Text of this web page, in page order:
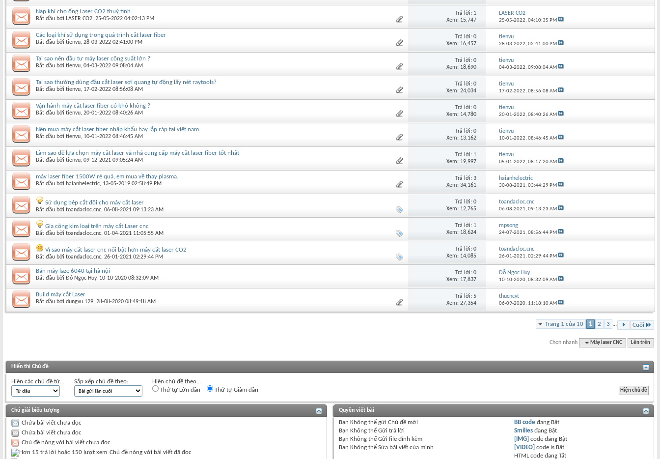
Nạp khí cho ống Laser CO2 thuỷ tinh
Bắt đầu bởi LASER CO2‎, 25-05-2022 04:02:13 PM
Trả lời: 1
Xem: 15,747
LASER CO2
25-05-2022,04:10:35 PM
Các loại khí sử dụng trong quá trình cắt laser fiber
Bắt đầu bởi tienvu‎, 28-03-2022 02:41:00 PM
Trả lời: 0
Xem: 16,457
tienvu
28-03-2022,02:41:00 PM
Tại sao nên đầu tư máy laser công suất lớn ?
Bắt đầu bởi tienvu‎, 04-03-2022 09:08:04 AM
Trả lời: 0
Xem: 18,690
tienvu
04-03-2022,09:08:04 AM
Tại sao thường dùng đầu cắt laser sợi quang tự động lấy nét raytools?
Bắt đầu bởi tienvu‎, 17-02-2022 08:56:08 AM
Trả lời: 0
Xem: 24,034
tienvu
17-02-2022,08:56:08 AM
Vận hành máy cắt laser fiber có khó không ?
Bắt đầu bởi tienvu‎, 20-01-2022 08:40:26 AM
Trả lời: 0
Xem: 14,780
tienvu
20-01-2022,08:40:26 AM
Nên mua máy cắt laser fiber nhập khẩu hay lắp ráp tại việt nam
Bắt đầu bởi tienvu‎, 10-01-2022 08:46:45 AM
Trả lời: 0
Xem: 13,162
tienvu
10-01-2022,08:46:45 AM
Làm sao để lựa chọn máy cắt laser và nhà cung cấp máy cắt laser fiber tốt nhất
Bắt đầu bởi tienvu‎, 09-12-2021 09:05:24 AM
Trả lời: 1
Xem: 19,997
tienvu
05-01-2022,08:17:20 AM
máy laser fiber 1500W rẻ quá, em mua về thay plasma.
Bắt đầu bởi haianhelectric‎, 13-05-2019 02:58:49 PM
Trả lời: 3
Xem: 34,161
haianhelectric
30-08-2021,03:44:29 PM
Sử dụng bép cắt đôi cho máy cắt laser
Bắt đầu bởi toandacloc.cnc‎, 06-08-2021 09:13:23 AM
Trả lời: 0
Xem: 12,765
toandacloc.cnc
06-08-2021,09:13:23 AM
Gia công kim loại trên máy cắt Laser cnc
Bắt đầu bởi toandacloc.cnc‎, 01-04-2021 11:05:55 AM
Trả lời: 1
Xem: 18,624
mpsong
24-07-2021,08:56:44 PM
Vì sao máy cắt laser cnc nổi bật hơn máy cắt laser CO2
Bắt đầu bởi toandacloc.cnc‎, 26-01-2021 02:29:44 PM
Trả lời: 0
Xem: 14,085
toandacloc.cnc
26-01-2021,02:29:44 PM
Bán máy laze 6040 tại hà nội
Bắt đầu bởi Đỗ Ngọc Huy‎, 10-10-2020 08:32:09 AM
Trả lời: 0
Xem: 17,837
Đỗ Ngọc Huy
10-10-2020,08:32:09 AM
Build máy cắt Laser
Bắt đầu bởi dungvu.129‎, 28-08-2020 08:49:18 AM
Trả lời: 5
Xem: 27,354
thucncvt
06-09-2020, 11:18:10 AM
Trang 1 của 10 1 2 3 ... Cuối
Chọn nhanh Máy laser CNC Lên trên
Hiển thị Chủ đề
Hiện các chủ đề từ... Sắp xếp chủ đề theo:
Hiện chủ đề theo...
Thứ tự Lớn dần
Thứ tự Giảm dần
Chú giải biểu tượng
Chứa bài viết chưa đọc
Chứa bài viết chưa đọc
Chủ đề nóng với bài viết chưa đọc
Chủ đề nóng với bài viết đã đọc
Quyền viết bài
Bạn Không thểgửi Chủ đề mới
Bạn Không thểGửi trả lời
Bạn Không thểGửi file đính kèm
Bạn Không thểSửa bài viết của mình
BB code đang Bật
Smilies đang Bật
[IMG] code đang Bật
[VIDEO] code is Bật
HTML code đangTắt